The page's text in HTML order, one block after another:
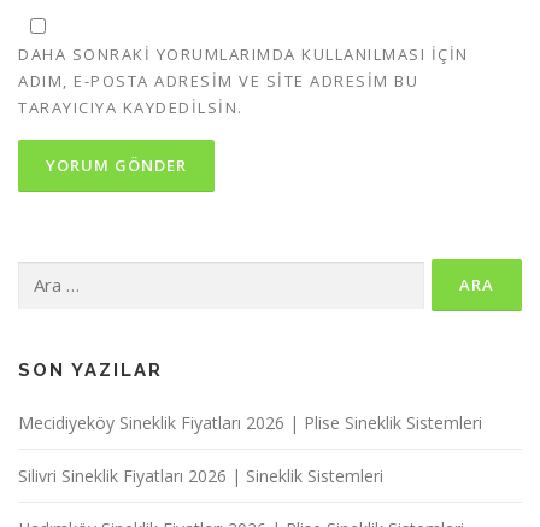
DAHA SONRAKI YORUMLARIMDA KULLANILMASI IÇIN
ADIM, E-POSTA ADRESIM VE SITE ADRESIM BU
TARAYICIYA KAYDEDILSIN.
SON YAZILAR
Mecidiyeköy Sineklik Fiyatları 2026 | Plise Sineklik Sistemleri
Silivri Sineklik Fiyatları 2026 | Sineklik Sistemleri